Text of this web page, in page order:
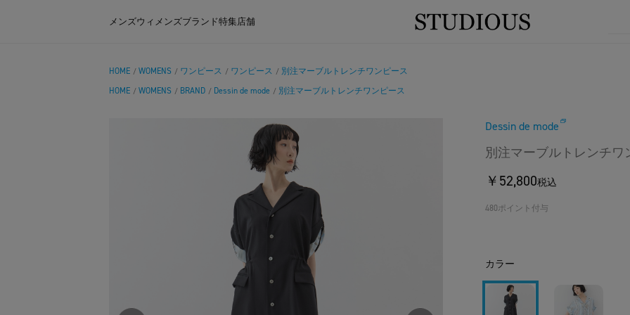
メンズウィメンズブランド特集店舗
HOME / WOMENS / ワンピース / ワンピース / 別注マーブルトレンチワンピース
HOME / WOMENS / BRAND / Dessin de mode / 別注マーブルトレンチワンピース
Dessin de mode
別注マーブルトレンチワ
￥52,800税込
480ポイント付与
カラー